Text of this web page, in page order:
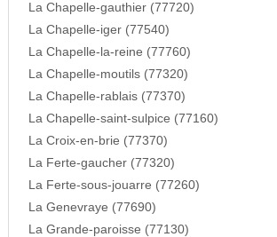
La Chapelle-gauthier (77720)
La Chapelle-iger (77540)
La Chapelle-la-reine (77760)
La Chapelle-moutils (77320)
La Chapelle-rablais (77370)
La Chapelle-saint-sulpice (77160)
La Croix-en-brie (77370)
La Ferte-gaucher (77320)
La Ferte-sous-jouarre (77260)
La Genevraye (77690)
La Grande-paroisse (77130)